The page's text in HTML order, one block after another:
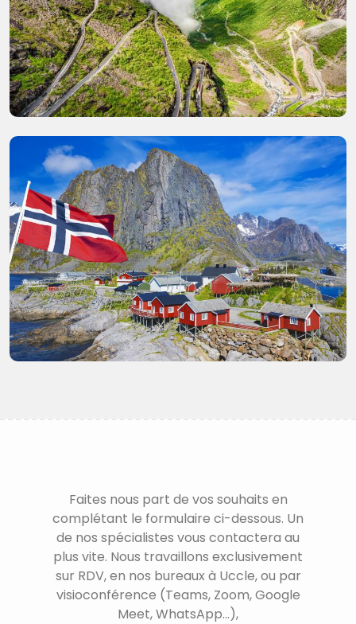
Faites nous part de vos souhaits en
complétant le formulaire ci-dessous. Un
de nos spécialistes vous contactera au
plus vite. Nous travaillons exclusivement
sur RDV, en nos bureaux à Uccle, ou par
visioconférence (Teams, Zoom, Google
Meet, WhatsApp...),